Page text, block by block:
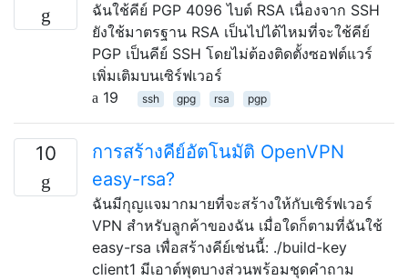
ฉันใช้คีย์ PGP 4096 ไบต์ RSA เนื่องจาก SSH
ยังใช้มาตรฐาน RSA เป็นไปได้ไหมที่จะใช้คีย์
PGP เป็นคีย์ SSH โดยไม่ต้องติดตั้งซอฟต์แวร์
เพิ่มเติมบนเซิร์ฟเวอร์
19
ssh gpg rsa pgp
10
การสร้างคีย์อัตโนมัติ OpenVPN
easy-rsa?
ฉันมีกุญแจมากมายที่จะสร้างให้กับเซิร์ฟเวอร์
VPN สำหรับลูกค้าของฉัน เมื่อใดก็ตามที่ฉันใช้
easy-rsa เพื่อสร้างคีย์เช่นนี้: ./build-key
client1 มีเอาต์พุตบางส่วนพร้อมชุดคำถาม